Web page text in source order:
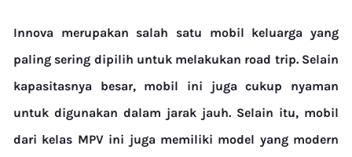
Innova merupakan salah satu mobil keluarga yang
paling sering dipilih untuk melakukan road trip. Selain
kapasitasnya besar, mobil ini juga cukup nyaman
untuk digunakan dalam jarak jauh. Selain itu, mobil
dari kelas MPV ini juga memiliki model yang modern